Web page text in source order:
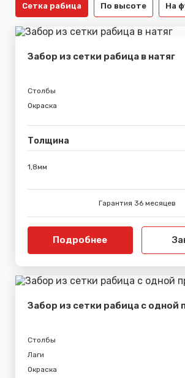
Сетка рабица По высоте На
Забор из сетки рабица в натяг
Столбы
Окраска
Толщина
1,8мм
Гарантия 36 месяцев
Подробнее
Забор из сетки рабица с одной
Столбы
Лаги
Окраска